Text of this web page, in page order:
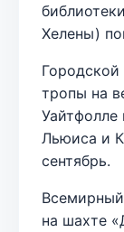
Хелены)
тропы на
Льюиса и
сентябрь.
на шахте